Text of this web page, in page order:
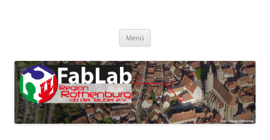
Menü